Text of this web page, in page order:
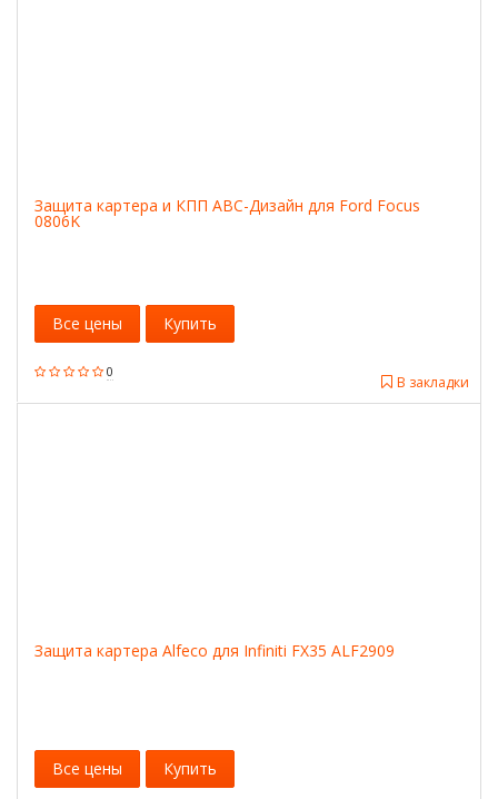
Защита картера и КПП АВС-Дизайн для Ford Focus
0806K
0
В закладки
Все цены Купить
Защита картера Alfeco для Infiniti FX35 ALF2909
Все цены Купить